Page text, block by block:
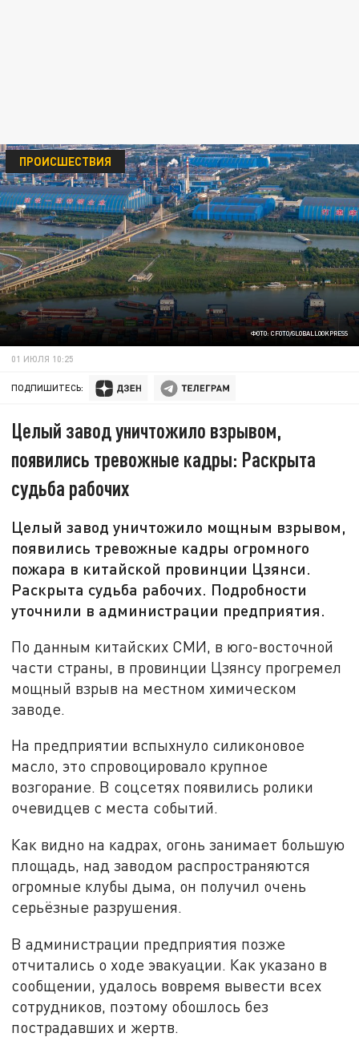
ФОТО: CFOTO/GLOBALLOOKPRESS
ПРОИСШЕСТВИЯ
01 ИЮЛЯ 10:25
ПОДПИШИТЕСЬ:
Целый завод уничтожило взрывом,
появились тревожные кадры: Раскрыта
судьба рабочих
Целый завод уничтожило мощным взрывом,
появились тревожные кадры огромного
пожара в китайской провинции Цзянси.
Раскрыта судьба рабочих. Подробности
уточнили в администрации предприятия.
По данным китайских СМИ, в юго-восточной
части страны, в провинции Цзянсу прогремел
мощный взрыв на местном химическом
заводе.
На предприятии вспыхнуло силиконовое
масло, это спровоцировало крупное
возгорание. В соцсетях появились ролики
очевидцев с места событий.
Как видно на кадрах, огонь занимает большую
площадь, над заводом распространяются
огромные клубы дыма, он получил очень
серьёзные разрушения.
В администрации предприятия позже
отчитались о ходе эвакуации. Как указано в
сообщении, удалось вовремя вывести всех
сотрудников, поэтому обошлось без
пострадавших и жертв.